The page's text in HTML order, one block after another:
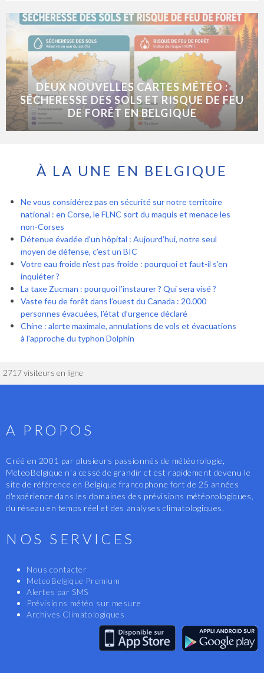
DEUX NOUVELLES CARTES MÉTÉO :
SÉCHERESSE DES SOLS ET RISQUE DE FEU
DE FORÊT EN BELGIQUE
À LA UNE EN BELGIQUE
Ne vous considérez pas en sécurité sur notre territoire
national : en Corse, le FLNC sort du maquis et menace les
non-Corses
Détenue évadée d’un hôpital : Aujourd’hui, notre seul
moyen de défense, c’est un BIC
Votre eau froide n’est pas froide : pourquoi et faut-il s’en
inquiéter ?
La taxe Zucman : pourquoi l’instaurer ? Qui sera visé ?
Vaste feu de forêt dans l’ouest du Canada : 20.000
personnes évacuées, l’état d’urgence déclaré
Chine : alerte maximale, annulations de vols et évacuations
à l'approche du typhon Dolphin
2717 visiteurs en ligne
A PROPOS
Créé en 2001 par plusieurs passionnés de météorologie,
MeteoBelgique n'a cessé de grandir et est rapidement devenu le
site de référence en Belgique francophone fort de 25 années
d'expérience dans les domaines des prévisions météorologiques,
du réseau en temps réel et des analyses climatologiques.
NOS SERVICES
Nous contacter
MeteoBelgique Premium
Alertes par SMS
Prévisions météo sur mesure
Archives Climatologiques